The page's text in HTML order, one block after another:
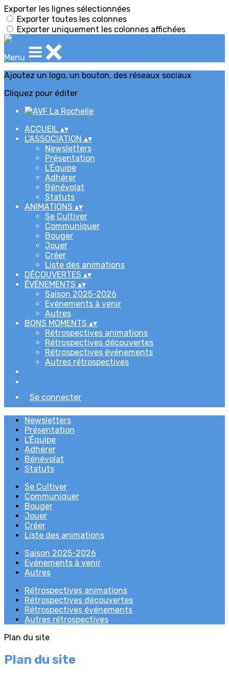
Exporter les lignes sélectionnées
Exporter toutes les colonnes
Exporter uniquement les colonnes affichées
Menu
Ajoutez un logo, un bouton, des réseaux sociaux
Cliquez pour éditer
ACCUEIL ▴▾
L'ASSOCIATION ▴▾
Newsletters
Présentation
L'Équipe
Adhérer
Bénévolat
Statuts
ANIMATIONS ▴▾
Se Cultiver
Communiquer
Bouger
Jouer
Créer
Liste des animations
DÉCOUVERTES ▴▾
ÉVÉNEMENTS ▴▾
Saison 2025-2026
Evénements à venir
Autres
BONS MOMENTS ▴▾
Rétrospectives animations
Rétrospectives découvertes
Rétrospectives événements
Autres rétrospectives
Se connecter
Newsletters
Présentation
L'Équipe
Adhérer
Bénévolat
Statuts
Se Cultiver
Communiquer
Bouger
Jouer
Créer
Liste des animations
Saison 2025-2026
Evénements à venir
Autres
Rétrospectives animations
Rétrospectives découvertes
Rétrospectives événements
Autres rétrospectives
Plan du site
Plan du site